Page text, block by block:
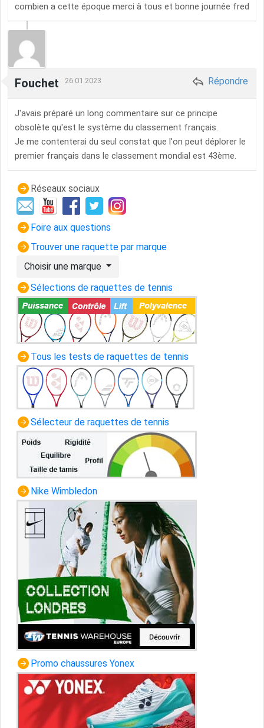
combien a cette époque merci à tous et bonne journée fred
Fouchet 26.01.2023 Répondre
J'avais préparé un long commentaire sur ce principe
obsolète qu'est le système du classement français.
Je me contenterai du seul constat que l'on peut déplorer le
premier français dans le classement mondial est 43ème.
Réseaux sociaux
Foire aux questions
Trouver une raquette par marque
Choisir une marque
Sélections de raquettes de tennis
Tous les tests de raquettes de tennis
Sélecteur de raquettes de tennis
Nike Wimbledon
Promo chaussures Yonex